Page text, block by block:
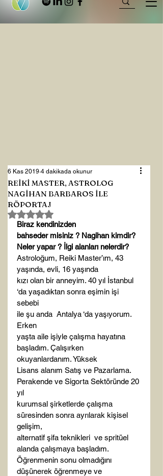
REİKİ MASTER, ASTROLOG
NAGİHAN BARBAROS İLE
RÖPORTAJ
6 Kas 2019 4 dakikada okunur
5 üzerinden NaN yıldız
Biraz kendinizden
bahseder misiniz ? Nagihan kimdir?
Neler yapar ? İlgi alanları nelerdir?
Astroloğum, Reiki Master’ım, 43
yaşında, evli, 16 yaşında
kızı olan bir anneyim. 40 yıl İstanbul
‘da yaşadıktan sonra eşimin işi
sebebi
ile şu anda  Antalya ‘da yaşıyorum.
Erken
yaşta aile işiyle çalışma hayatına
başladım. Çalışırken
okuyanlardanım. Yüksek
Lisans alanım Satış ve Pazarlama.
Perakende ve Sigorta Sektöründe 20
yıl
kurumsal şirketlerde çalışma
süresinden sonra ayrılarak kişisel
gelişim,
alternatif şifa teknikleri  ve spritüel
alanda çalışmaya başladım.
Öğrenmenin sonu olmadığını
düşünerek öğrenmeye ve